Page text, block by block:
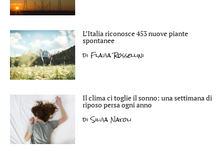
L’Italia riconosce 453 nuove piante
spontanee
di Flavia Rossellini
Il clima ci toglie il sonno: una settimana di
riposo persa ogni anno
diSilvia Natoli